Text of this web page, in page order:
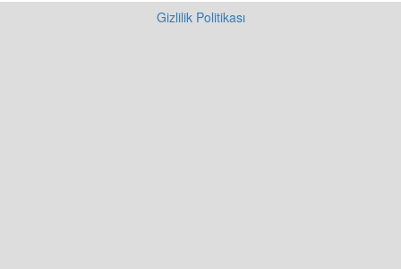
Gizlilik Politikası